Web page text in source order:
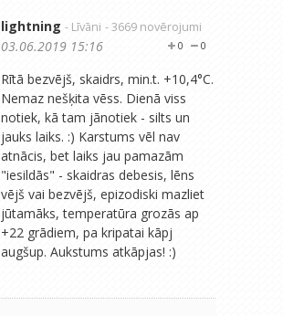
lightning - Līvāni - 3669 novērojumi
0
0
03.06.2019 15:16
Rītā bezvējš, skaidrs, min.t. +10,4°C.
Nemaz nešķita vēss. Dienā viss
notiek, kā tam jānotiek - silts un
jauks laiks. :) Karstums vēl nav
atnācis, bet laiks jau pamazām
"iesildās" - skaidras debesis, lēns
vējš vai bezvējš, epizodiski mazliet
jūtamāks, temperatūra grozās ap
+22 grādiem, pa kripatai kāpj
augšup. Aukstums atkāpjas! :)